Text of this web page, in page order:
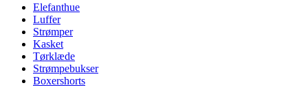
Elefanthue
Luffer
Strømper
Kasket
Tørklæde
Strømpebukser
Boxershorts